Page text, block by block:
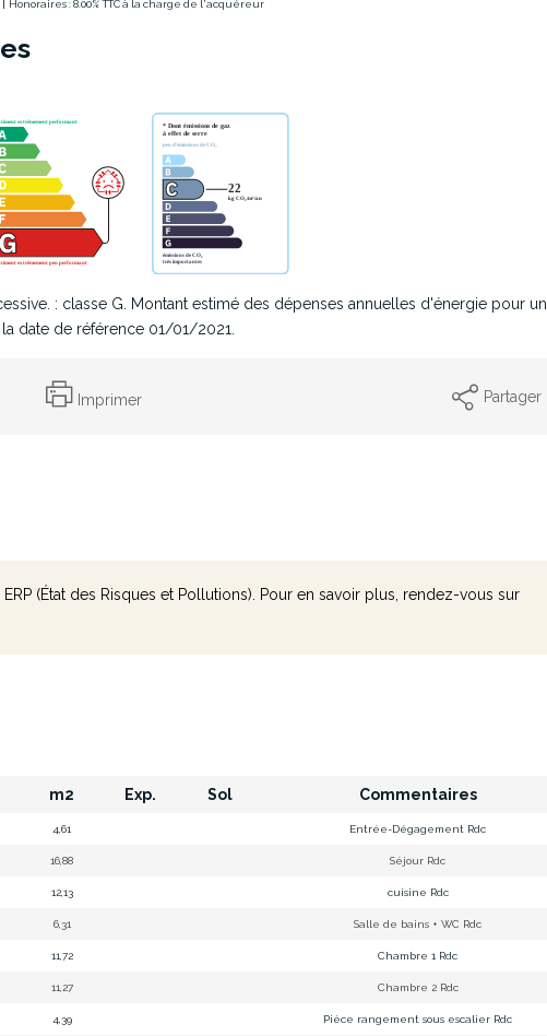
Honoraires : 8.00% TTC à la charge de l'acquéreur
: classe G. Montant estimé des dépenses annuelles d'énergie pour un
date de référence 01/01/2021.
Imprimer Partager
(État des Risques et Pollutions). Pour en savoir plus, rendez-vous sur
m2 Exp. Sol Commentaires
4,61 Entrée-Dégagement Rdc
16,88 Séjour Rdc
12,13 cuisine Rdc
6,31 Salle de bains + WC Rdc
11,72 Chambre 1 Rdc
11,27 Chambre 2 Rdc
4,39 Pièce rangement sous escalier Rdc